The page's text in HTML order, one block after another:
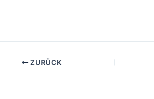
ZURÜCK